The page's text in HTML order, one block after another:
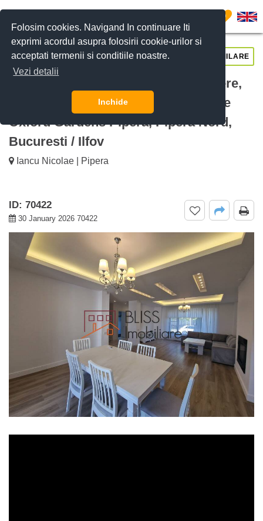
Folosim cookies. Navigand In continuare Iti
exprimi acordul asupra folosirii cookie-urilor si
acceptati termenii si conditiile noastre.
Vezi detalii
Inchide
0
De inchiriat vilă premium cu 6 camere,
gradina privata si 3 locuri de parcare
Oxford Gardens Pipera, Pipera Nord,
Bucuresti / Ilfov
Iancu Nicolae | Pipera
ID: 70422
30 January 2026 70422
CERE DETALII SUNĂ-NE SIMILARE